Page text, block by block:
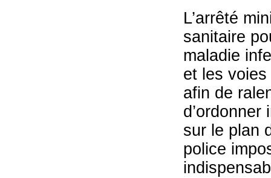
L’arrêté
sanitaire
maladie
et les voies
afin de
sur le plan
police